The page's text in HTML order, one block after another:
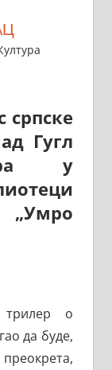
српске
Гугл
у
„Умро
трилер о
да буде,